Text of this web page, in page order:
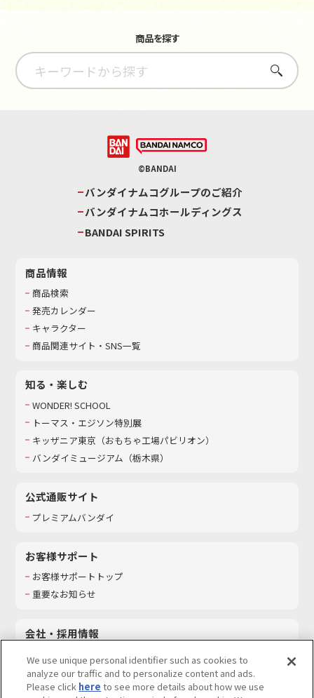
商品を探す
さがす
©BANDAI
バンダイナムコグループのご紹介
バンダイナムコホールディングス
BANDAI SPIRITS
商品情報
商品検索
発売カレンダー
キャラクター
商品関連サイト・SNS一覧
知る・楽しむ
WONDER! SCHOOL
トーマス・エジソン特別展
キッザニア東京（おもちゃ工場パビリオン）​
バンダイミュージアム（栃木県）
公式通販サイト
プレミアムバンダイ
お客様サポート
お客様サポートトップ
重要なお知らせ
会社・採用情報
採用情報
サステナビリティ
We use unique personal identifier such as cookies to
analyze our traffic and to personalize content and ads.
Please click here to see more details about how we use